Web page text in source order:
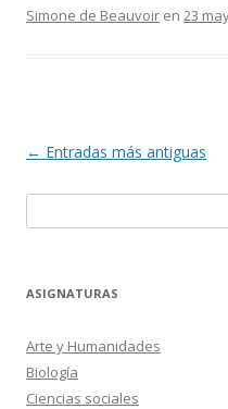
Simone de Beauvoir en 23
Navegación
← Entradas más antiguas
ASIGNATURAS
Arte y Humanidades
Biología
Ciencias sociales